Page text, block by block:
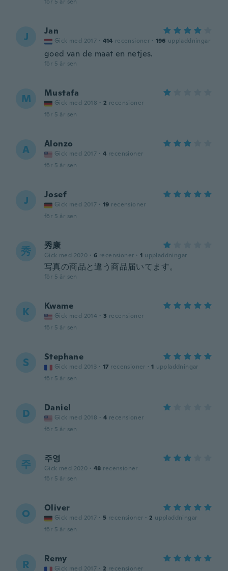
J Jan
Gick med 2017 · 414 recensioner · 196 uppladdningar
goed van de maat en netjes.
för 5 år sen
M Mustafa
Gick med 2018 · 2 recensioner
för 5 år sen
A Alonzo
Gick med 2017 · 4 recensioner
för 5 år sen
J Josef
Gick med 2017 · 19 recensioner
för 5 år sen
秀 秀康
Gick med 2020 · 6 recensioner · 1 uppladdningar
写真の商品と違う商品届いてます。
för 5 år sen
K Kwame
Gick med 2014 · 3 recensioner
för 5 år sen
S Stephane
Gick med 2013 · 17 recensioner · 1 uppladdningar
för 5 år sen
D Daniel
Gick med 2018 · 4 recensioner
för 5 år sen
주 주영
Gick med 2020 · 48 recensioner
för 5 år sen
O Oliver
Gick med 2017 · 5 recensioner · 2 uppladdningar
för 5 år sen
R Remy
Gick med 2017 · 2 recensioner